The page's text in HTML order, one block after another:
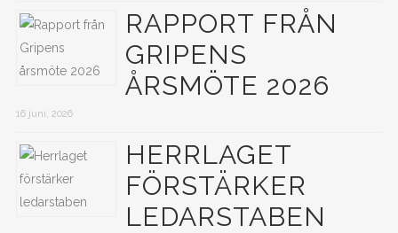
RAPPORT FRÅN
GRIPENS
ÅRSMÖTE 2026
16 juni, 2026
HERRLAGET
FÖRSTÄRKER
LEDARSTABEN